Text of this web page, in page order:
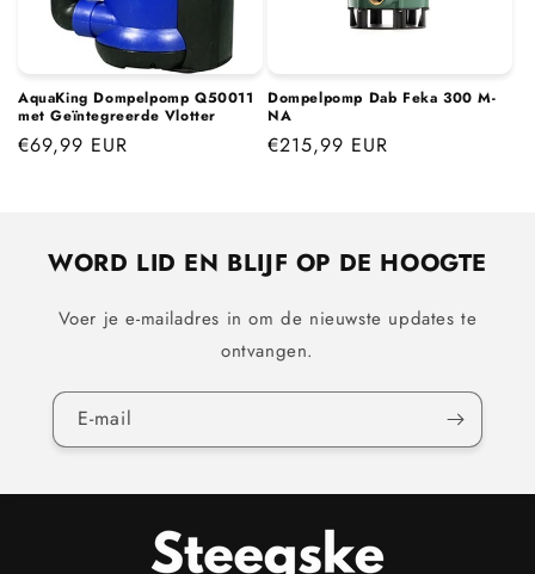
e
:
AquaKing Dompelpomp Q50011
met Geïntegreerde Vlotter
Normale
€69,99 EUR
Dompelpomp Dab Feka 300 M-
NA
Normale
€215,99 EUR
WORD LID EN BLIJF OP DE HOOGTE
Voer je e-mailadres in om de nieuwste updates te
ontvangen.
E‑mail